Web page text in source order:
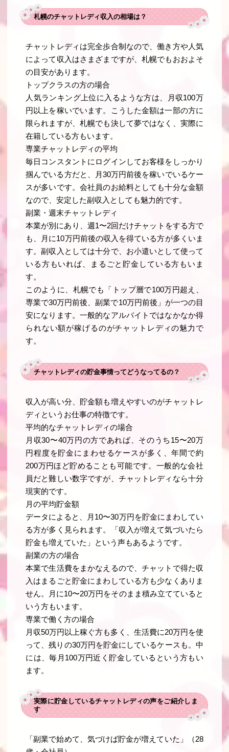
札幌のチャットレディ収入の相場は？
チャットレディは完全歩合制なので、働き方や人気
によって収入はさまざまですが、札幌でもおおよそ
の目安があります。
トップクラスの方の場合
人気ランキング上位に入るような方は、月収100万
円以上を稼いでいます。こうした金額は一部の方に
限られますが、札幌でも決して夢ではなく、実際に
在籍している方もいます。
専業チャットレディの平均
毎日コンスタントにログインしてお客様をしっかり
掴んでいる方だと、月30万円前後を稼いでいるケー
スが多いです。会社員のお給料としても十分な金額
なので、安定した副収入としても魅力的です。
副業・週末チャットレディ
本業が別にあり、週1〜2回だけチャットをする方で
も、月に10万円前後の収入を得ている方が多くいま
す。副収入としては十分で、お小遣いとして使って
いる方もいれば、まるごと貯金している方もいま
す。
このように、札幌でも「トップ層で100万円超え、
専業で30万円前後、副業で10万円前後」が一つの目
安になります。一般的なアルバイトではなかなか得
られない額が稼げるのがチャットレディの魅力で
す。
チャットレディの貯金事情ってどうなってるの？
収入が高い分、貯金額も増えやすいのがチャットレ
ディというお仕事の特徴です。
平均的なチャットレディの場合
月収30〜40万円の方であれば、そのうち15〜20万
円程度を貯金にまわせるケースが多く、年間で約
200万円ほど貯めることも可能です。一般的な会社
員だと難しい数字ですが、チャットレディなら十分
現実的です。
月の平均貯金額
データによると、月10〜30万円を貯金にまわしてい
る方が多く見られます。「収入が増えて気づいたら
貯金も増えていた」という声もあるようです。
副業の方の場合
本業で生活費をまかなえるので、チャットで得た収
入はまるごと貯金にまわしている方も少なくありま
せん。月に10〜20万円をそのまま積み立てていると
いう方もいます。
専業で働く方の場合
月収50万円以上稼ぐ方も多く、生活費に20万円を使
って、残りの30万円を貯金にしているケースも。中
には、毎月100万円近く貯金しているという方もい
ます。
実際に貯金しているチャットレディの声をご紹介しま
す
「副業で始めて、気づけば貯金が増えていた」（28